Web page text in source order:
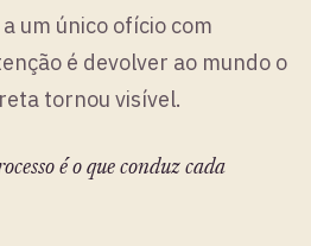
um único ofício com
é devolver ao mundo o
tornou visível.
é o que conduz cada